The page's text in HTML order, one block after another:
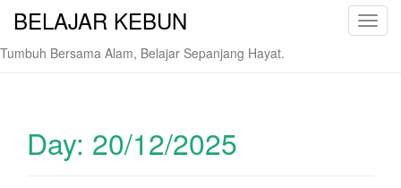
T
BELAJAR KEBUN
Tumbuh Bersama Alam, Belajar Sepanjang Hayat.
Day: 20/12/2025